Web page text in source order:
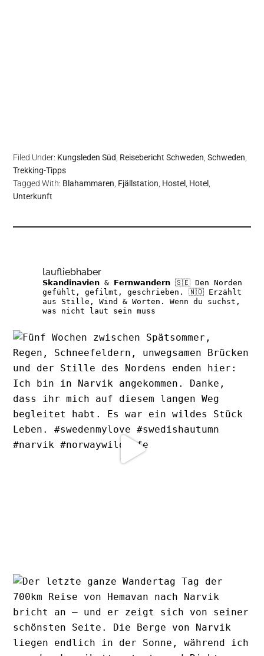
Filed Under: Kungsleden Süd, Reisebericht Schweden,Schweden,
Trekking-Tipps
Tagged With: Blahammaren, Fjällstation, Hostel , Hotel ,
Unterkunft
laufliebhaber
𝗦𝗸𝗮𝗻𝗱𝗶𝗻𝗮𝘃𝗶𝗲𝗻 & 𝗙𝗲𝗿𝗻𝘄𝗮𝗻𝗱𝗲𝗿𝗻 🇸🇪 Den Norden
gefühlt, gefilmt, geschrieben.
🇳🇴 Erzählt
aus Stille, Wind & Worten.
Wenn du suchst,
was nicht laut sein muss